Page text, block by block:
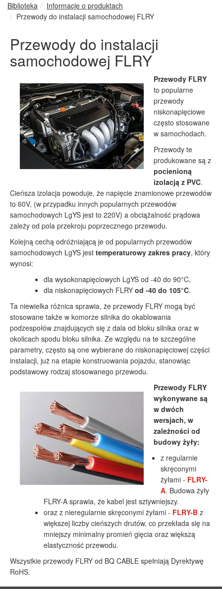
Biblioteka
Informacje o produktach
Przewody do instalacji samochodowej FLRY
Przewody do instalacji
samochodowej FLRY
Przewody FLRY
to popularne
przewody
niskonapięciowe
często stosowane
w samochodach.
Przewody te
produkowane są z
pocienioną
izolacją z PVC.
Cieńsza izolacja powoduje, że napięcie znamionowe przewodów
to 60V, (w przypadku innych popularnych przewodów
samochodowych LgYS jest to 220V) a obciążalność prądowa
zależy od pola przekroju poprzecznego przewodu.
Kolejną cechą odróżniającą je od popularnych przewodów
samochodowych LgYS jest temperaturowy zakres pracy, który
wynosi:
dla wysokonapięciowych LgYS od -40 do 90°C,
dla niskonapięciowych FLRY od -40 do 105°C.
Ta niewielka różnica sprawia, że przewody FLRY mogą być
stosowane także w komorze silnika do okablowania
podzespołów znajdujących się z dala od bloku silnika oraz w
okolicach spodu bloku silnika. Ze względu na te szczególne
parametry, często są one wybierane do niskonapięciowej części
instalacji, już na etapie konstruowania pojazdu, stanowiąc
podstawowy rodzaj stosowanego przewodu.
Przewody FLRY
wykonywane są
w dwóch
wersjach, w
zależności od
budowy żyły:
z regularnie
skręconymi
żyłami - FLRY-
A. Budowa żyły
FLRY-A sprawia, że kabel jest sztywniejszy.
oraz z nieregularnie skręconymi żyłami - FLRY-B z
większej liczby cieńszych drutów, co przekłada się na
mniejszy minimalny promień gięcia oraz większą
elastyczność przewodu.
Wszystkie przewody FLRY od BQ CABLE spełniają Dyrektywę
RoHS.